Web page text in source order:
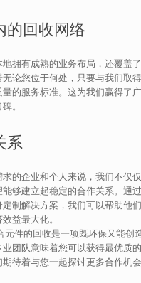
的回收网络
拥有成熟的业务布局，还覆盖
论您位于何处，只要与我们取
的服务标准。这为我们赢得了
。
系
的企业和个人来说，我们不仅
够建立起稳定的合作关系。通
制解决方案，我们可以帮助他
益最大化。
元件的回收是一项既环保又能创
团队意味着您可以获得最优质
待着与您一起探讨更多合作机